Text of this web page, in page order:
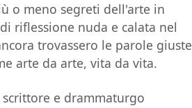
o meno segreti dell'arte in
riflessione nuda e calata nel
trovassero le parole giuste
arte da arte, vita da vita.
e drammaturgo